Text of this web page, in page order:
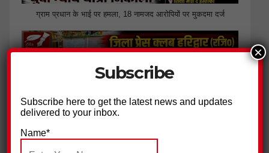
ग्राम प्रधान के भाई पर हमला, 18 नामजद आरोपियों पर मुकदमा दर्ज
Subscribe
Subscribe here to get the latest news and updates
delivered to your inbox.
Name*
×